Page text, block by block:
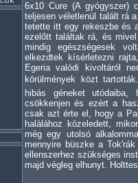
6x10 Cure (A gyógyszer)
teljesen véletlenül talált rá
tetette itt egy rekeszbe és
ezelőtt találtak rá, és
mindig egészségesek
elkezdtek kísérletezni
Egeria valódi kivoltáról
körülmények közt
hibás géneket utódaiba,
csökkenjen és ezért a
csak azt érte el, hogy a
halálához közeledett,
még egy utolsó
mennyire büszke a
ellenszerhez szükséges
majd végleg elhunyt.